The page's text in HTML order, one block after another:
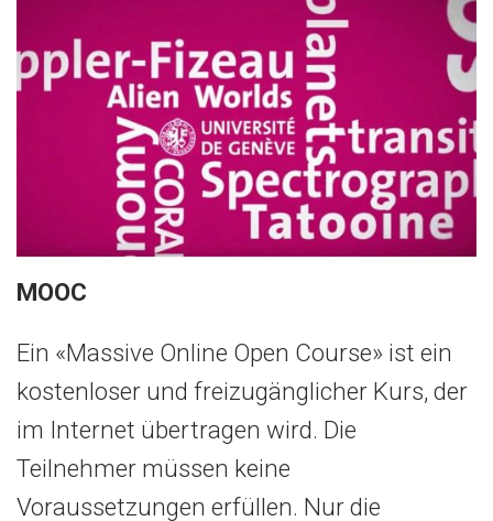
MOOC
Ein «Massive Online Open Course» ist ein
kostenloser und freizugänglicher Kurs, der
im Internet übertragen wird. Die
Teilnehmer müssen keine
Voraussetzungen erfüllen. Nur die